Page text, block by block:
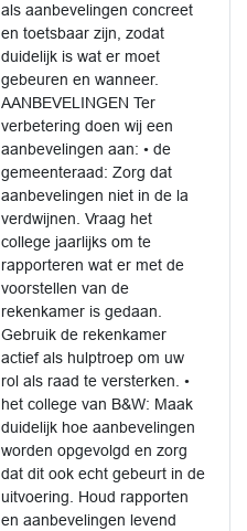
als aanbevelingen concreet
en toetsbaar zijn, zodat
duidelijk is wat er moet
gebeuren en wanneer.
AANBEVELINGEN Ter
verbetering doen wij een
aanbevelingen aan: • de
gemeenteraad: Zorg dat
aanbevelingen niet in de la
verdwijnen. Vraag het
college jaarlijks om te
rapporteren wat er met de
voorstellen van de
rekenkamer is gedaan.
Gebruik de rekenkamer
actief als hulptroep om uw
rol als raad te versterken. •
het college van B&W: Maak
duidelijk hoe aanbevelingen
worden opgevolgd en zorg
dat dit ook echt gebeurt in de
uitvoering. Houd rapporten
en aanbevelingen levend